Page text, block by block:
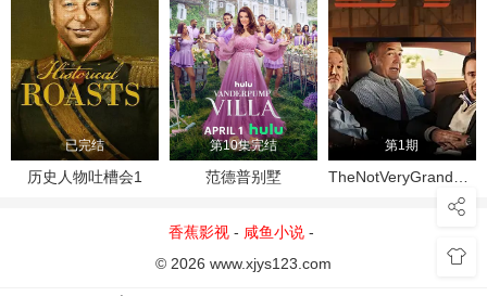
已完结
历史人物吐槽会1
第10集完结
范德普别墅
第1期
TheNotVeryGrandTour
香蕉影视 - 咸鱼小说 -
© 2026 www.xjys123.com